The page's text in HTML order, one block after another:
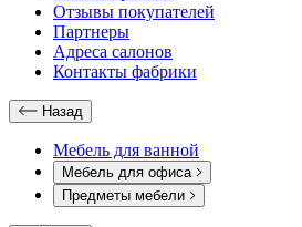
Отзывы покупателей
Партнеры
Адреса салонов
Контакты фабрики
Назад
Мебель для ванной
Мебель для офиса
Предметы мебели